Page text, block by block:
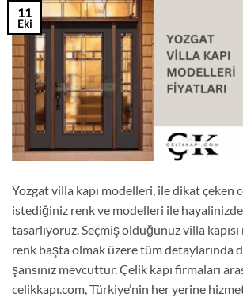
11
Eki
Yozgat villa kapı modelleri, ile dikat çeken
istediğiniz renk ve modelleri ile
tasarlıyoruz. Seçmiş olduğunuz villa
renk başta olmak üzere tüm detaylarında
şansınız mevcuttur. Çelik kapı firmaları
celikkapı.com, Türkiye’nin her yerine